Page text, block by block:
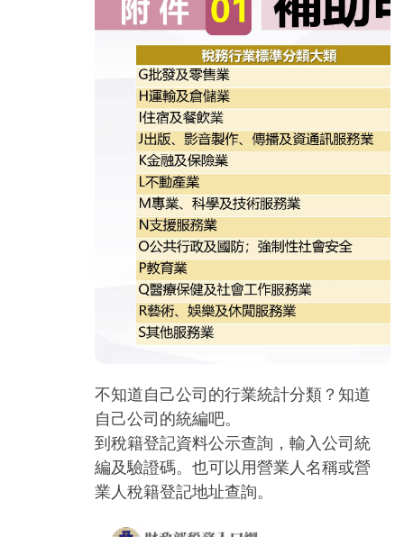
不知道自己公司的行業統計分類？知道
自己公司的統編吧。
到 稅籍登記資料公示查詢 ，輸入公司統
編及驗證碼。也可以用營業人名稱或營
業人稅籍登記地址查詢。